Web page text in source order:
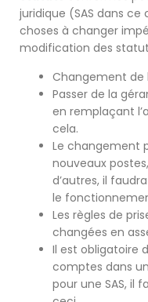
juridique (SAS dans
choses à changer
modification des
Changement de
Passer de la
en remplaçant
cela.
Le changement
nouveaux
d’autres, il
le
Les règles de
changées en
Il est obligatoire
comptes dans
pour une SAS, il